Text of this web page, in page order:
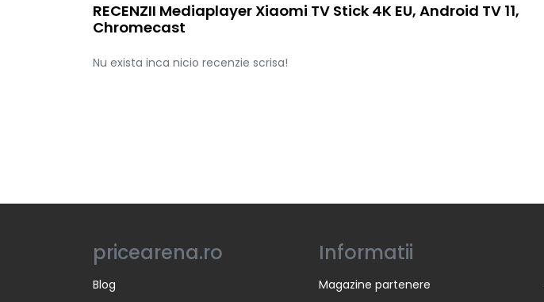
RECENZII Mediaplayer Xiaomi TV Stick 4K EU, Android TV 11,
Chromecast
Nu exista inca nicio recenzie scrisa!
pricearena.ro
Blog
Informatii
Magazine partenere